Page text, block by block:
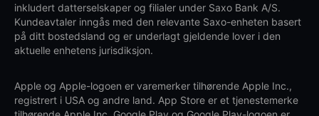
inkludert datterselskaper og filialer under Saxo Bank A/S.
Kundeavtaler inngås med den relevante Saxo-enheten basert
på ditt bostedsland og er underlagt gjeldende lover i den
aktuelle enhetens jurisdiksjon.
Apple og Apple-logoen er varemerker tilhørende Apple Inc.,
registrert i USA og andre land. App Store er et tjenestemerke